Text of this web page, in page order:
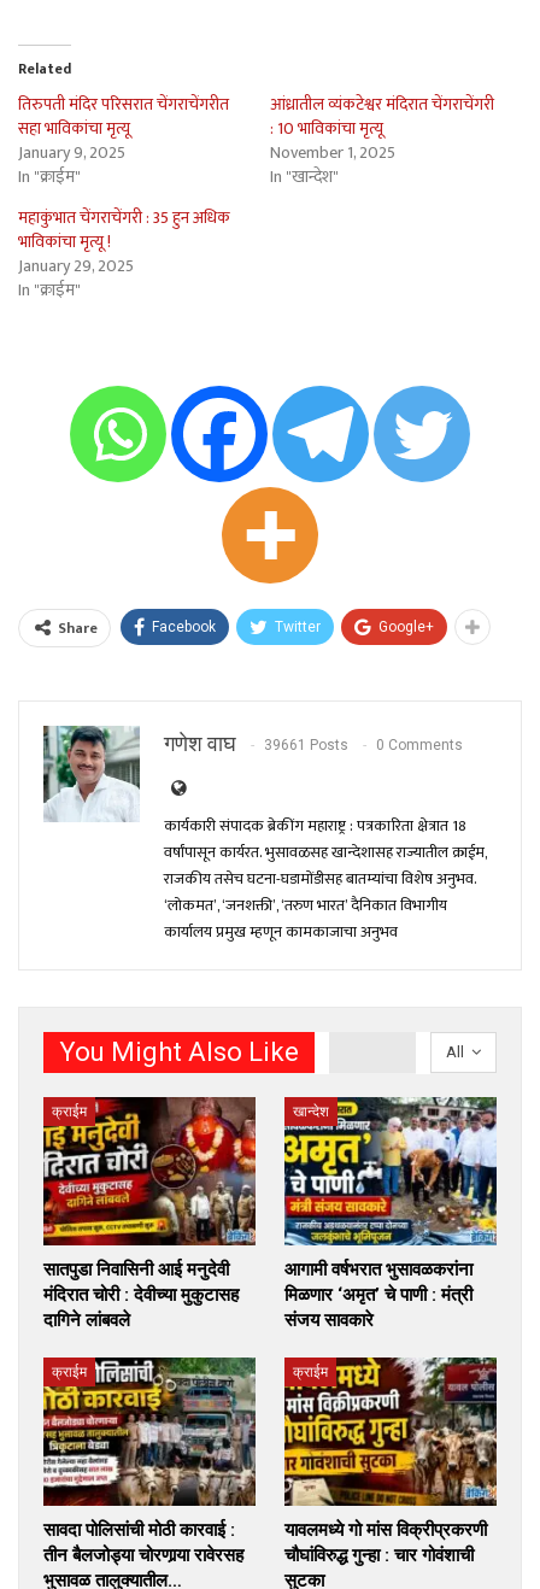
Related
तिरुपती मंदिर परिसरात चेंगराचेंगरीत
सहा भाविकांचा मृत्यू
January 9, 2025
In "क्राईम"
आंध्रातील व्यंकटेश्वर मंदिरात चेंगराचेंगरी
: 10 भाविकांचा मृत्यू
November 1, 2025
In "खान्देश"
महाकुंभात चेंगराचेंगरी : 35 हुन अधिक
भाविकांचा मृत्यू !
January 29, 2025
In "क्राईम"
Share Facebook Twitter Google+
गणेश वाघ 39661 Posts 0 Comments
कार्यकारी संपादक ब्रेकींग महाराष्ट्र : पत्रकारिता क्षेत्रात 18
वर्षांपासून कार्यरत. भुसावळसह खान्देशासह राज्यातील क्राईम,
राजकीय तसेच घटना-घडामोंडीसह बातम्यांचा विशेष अनुभव.
‘लोकमत’, ‘जनशक्ती’, ‘तरुण भारत’ दैनिकात विभागीय
कार्यालय प्रमुख म्हणून कामकाजाचा अनुभव
All
You Might Also Like
क्राईम
सातपुडा निवासिनी आई मनुदेवी
मंदिरात चोरी : देवीच्या मुकुटासह
दागिने लांबवले
खान्देश
आगामी वर्षभरात भुसावळकरांना
मिळणार ‘अमृत’ चे पाणी : मंत्री
संजय सावकारे
क्राईम
सावदा पोलिसांची मोठी कारवाई :
तीन बैलजोड्या चोरणार्‍या रावेरसह
भुसावळ तालुक्यातील…
क्राईम
यावलमध्ये गो मांस विक्रीप्रकरणी
चौघांविरुद्ध गुन्हा : चार गोवंशाची
सुटका